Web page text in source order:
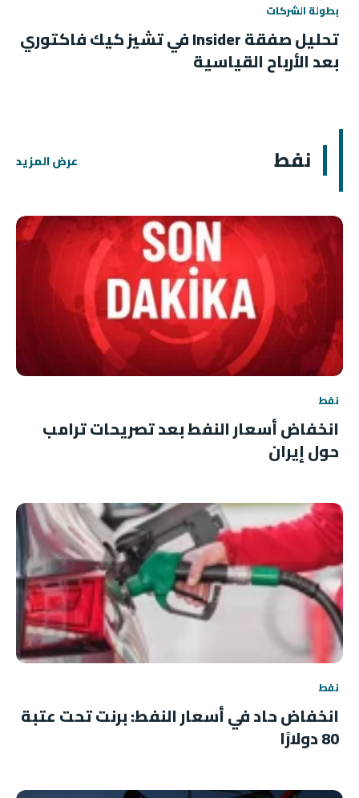
بطولة الشركات
تحليل صفقة Insider في تشيز كيك فاكتوري
بعد الأرباح القياسية
نفط عرض المزيد
نفط
انخفاض أسعار النفط بعد تصريحات ترامب
حول إيران
نفط
انخفاض حاد في أسعار النفط: برنت تحت عتبة
80 دولارًا